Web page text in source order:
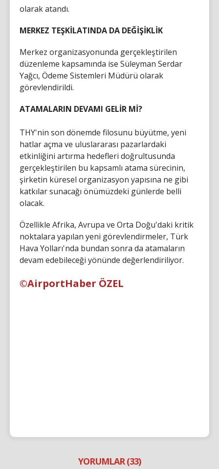
olarak atandı.
MERKEZ TEŞKİLATINDA DA DEĞİŞİKLİK
Merkez organizasyonunda gerçekleştirilen
düzenleme kapsamında ise Süleyman Serdar
Yağcı, Ödeme Sistemleri Müdürü olarak
görevlendirildi.
ATAMALARIN DEVAMI GELİR Mİ?
THY'nin son dönemde filosunu büyütme, yeni
hatlar açma ve uluslararası pazarlardaki
etkinliğini artırma hedefleri doğrultusunda
gerçekleştirilen bu kapsamlı atama sürecinin,
şirketin küresel organizasyon yapısına ne gibi
katkılar sunacağı önümüzdeki günlerde belli
olacak.
Özellikle Afrika, Avrupa ve Orta Doğu'daki kritik
noktalara yapılan yeni görevlendirmeler, Türk
Hava Yolları'nda bundan sonra da atamaların
devam edebileceği yönünde değerlendiriliyor.
©AirportHaber ÖZEL
YORUMLAR (33)